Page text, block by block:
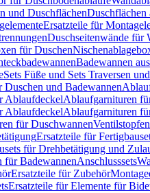
und Duschflächen
Ersatzteile für
Duschseitenwände für
für Duschen
Badewannen
Sets Füße und Sets Traversen
Duschen und Badewannen
AblaufdeckelAblaufgarnituren
AblaufdeckelAblaufgarnituren
für DuschwannenVentilstopfen
Ersatzteile für
für Drehbetätigung und
für BadewannenAnschlusssets
Ersatzteile für Zubehör
Ersatzteile für Elemente für